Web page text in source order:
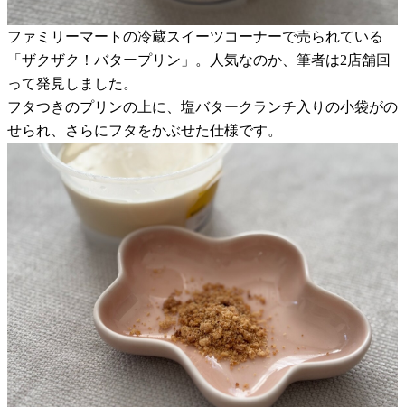
ファミリーマートの冷蔵スイーツコーナーで売られている
「ザクザク！バタープリン」。人気なのか、筆者は2店舗回
って発見しました。
フタつきのプリンの上に、塩バタークランチ入りの小袋がの
せられ、さらにフタをかぶせた仕様です。